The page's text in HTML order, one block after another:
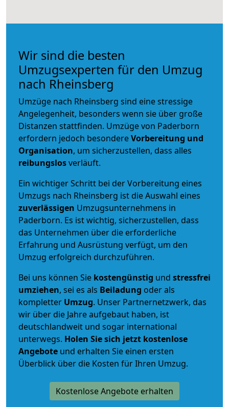
Wir sind die besten
Umzugsexperten für den Umzug
nach Rheinsberg
Umzüge nach Rheinsberg sind eine stressige
Angelegenheit, besonders wenn sie über große
Distanzen stattfinden. Umzüge von Paderborn
erfordern jedoch besondereVorbereitung und
Organisation, um sicherzustellen, dass alles
reibungslosverläuft.
Ein wichtiger Schritt bei der Vorbereitung eines
Umzugs nach Rheinsberg ist die Auswahl eines
zuverlässigen Umzugsunternehmens in
Paderborn. Es ist wichtig, sicherzustellen, dass
das Unternehmen über die erforderliche
Erfahrung und Ausrüstung verfügt, um den
Umzug erfolgreich durchzuführen.
Bei uns können Sie kostengünstig und stressfrei
umziehen, sei es als Beiladung oder als
kompletter Umzug. Unser Partnernetzwerk, das
wir über die Jahre aufgebaut haben, ist
deutschlandweit und sogar international
unterwegs. Holen Sie sich jetzt kostenlose
Angebote und erhalten Sie einen ersten
Überblick über die Kosten für Ihren Umzug.
Kostenlose Angebote erhalten